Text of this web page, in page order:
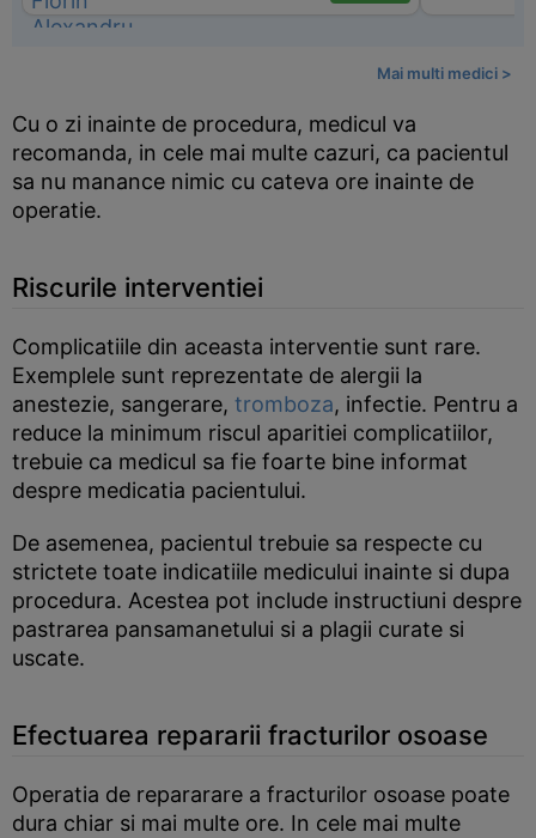
Mai multi medici >
Cu o zi inainte de procedura, medicul va
recomanda, in cele mai multe cazuri, ca pacientul
sa nu manance nimic cu cateva ore inainte de
operatie.
Riscurile interventiei
Complicatiile din aceasta interventie sunt rare.
Exemplele sunt reprezentate de alergii la
anestezie, sangerare, tromboza, infectie. Pentru a
reduce la minimum riscul aparitiei complicatiilor,
trebuie ca medicul sa fie foarte bine informat
despre medicatia pacientului.
De asemenea, pacientul trebuie sa respecte cu
strictete toate indicatiile medicului inainte si dupa
procedura. Acestea pot include instructiuni despre
pastrarea pansamanetului si a plagii curate si
uscate.
Efectuarea repararii fracturilor osoase
Operatia de repararare a fracturilor osoase poate
dura chiar si mai multe ore. In cele mai multe